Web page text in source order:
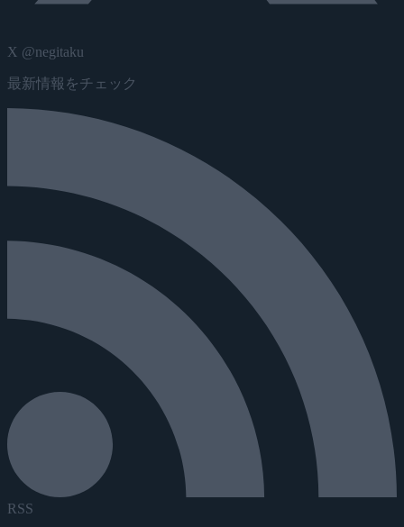
X @negitaku
最新情報をチェック
RSS